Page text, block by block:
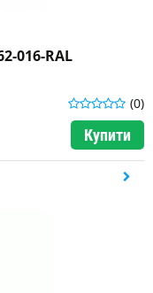
016-RAL
(0)
Купити